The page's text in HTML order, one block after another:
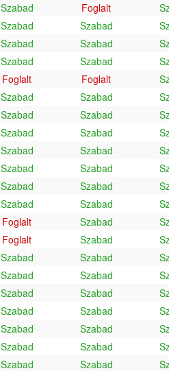
Szabad Foglalt
Szabad Szabad
Szabad Szabad
Szabad Szabad
Foglalt Foglalt
Szabad Szabad
Szabad Szabad
Szabad Szabad
Szabad Szabad
Szabad Szabad
Szabad Szabad
Szabad Szabad
Foglalt Szabad
Foglalt Szabad
Szabad Szabad
Szabad Szabad
Szabad Szabad
Szabad Szabad
Szabad Szabad
Szabad Szabad
Szabad Szabad